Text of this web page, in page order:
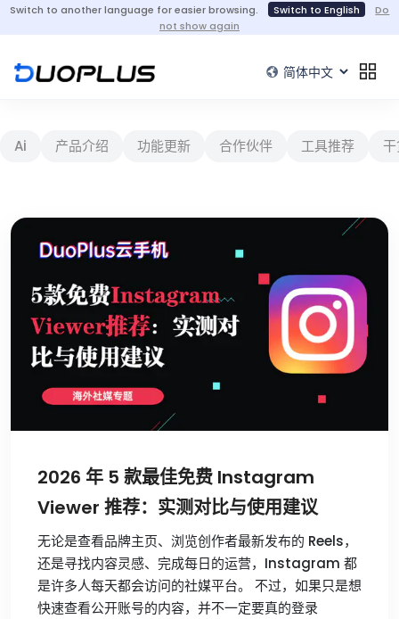
Switch to another language for easier browsing. Switch to English
Do
not show again
Ai 产品介绍 功能更新 合作伙伴 工具推荐
2026 年 5 款最佳免费 Instagram
Viewer 推荐：实测对比与使用建议
无论是查看品牌主页、浏览创作者最新发布的 Reels，
还是寻找内容灵感、完成每日的运营，Instagram 都
是许多人每天都会访问的社媒平台。 不过，如果只是想
快速查看公开账号的内容，并不一定要真的登录